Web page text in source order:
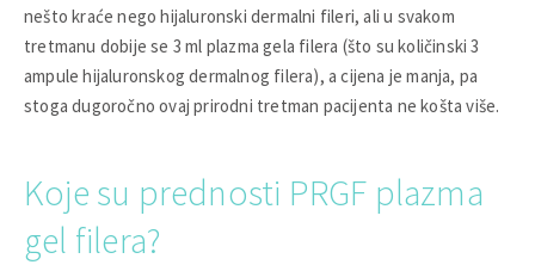
nešto kraće nego hijaluronski dermalni fileri, ali u svakom
tretmanu dobije se 3 ml plazma gela filera (što su količinski 3
ampule hijaluronskog dermalnog filera), a cijena je manja, pa
stoga dugoročno ovaj prirodni tretman pacijenta ne košta više.
Koje su prednosti PRGF plazma
gel filera?